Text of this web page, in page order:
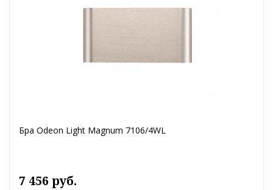
Бра Odeon Light Magnum 7106/4WL
7 456 руб.